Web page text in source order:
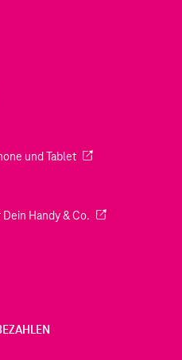
geöffnet)
einem neuen Tab geöffnet)
neuen Tab geöffnet)
und Tablet(Wird in einem
neuen Tab geöffnet)
Handy & Co. (Wird in einem